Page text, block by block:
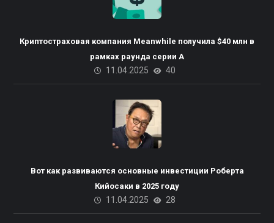
Криптостраховая компания Meanwhile получила $40 млн в
рамках раунда серии А
11.04.2025 40
Вот как развиваются основные инвестиции Роберта
Кийосаки в 2025 году
11.04.2025 28